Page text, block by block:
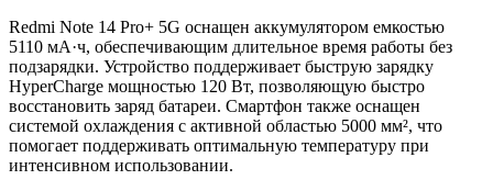
Redmi Note 14 Pro+ 5G оснащен аккумулятором емкостью
5110 мА·ч, обеспечивающим длительное время работы без
подзарядки. Устройство поддерживает быструю зарядку
HyperCharge мощностью 120 Вт, позволяющую быстро
восстановить заряд батареи. Смартфон также оснащен
системой охлаждения с активной областью 5000 мм², что
помогает поддерживать оптимальную температуру при
интенсивном использовании.